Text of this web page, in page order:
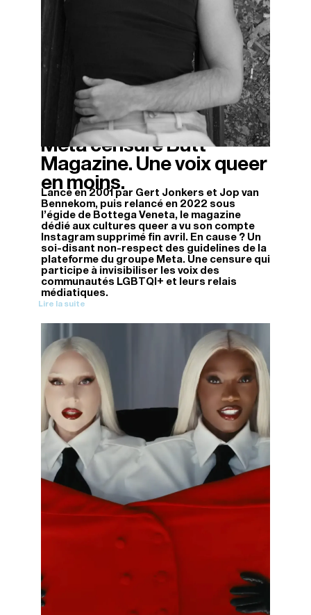
05/05/2026
Meta censure Butt
Magazine. Une voix queer
en moins.
Lancé en 2001 par Gert Jonkers et Jop van
Bennekom, puis relancé en 2022 sous
l’égide de Bottega Veneta, le magazine
dédié aux cultures queer a vu son compte
Instagram supprimé fin avril. En cause ? Un
soi-disant non-respect des guidelines de la
plateforme du groupe Meta. Une censure qui
participe à invisibiliser les voix des
communautés LGBTQI+ et leurs relais
médiatiques.
Lire la suite